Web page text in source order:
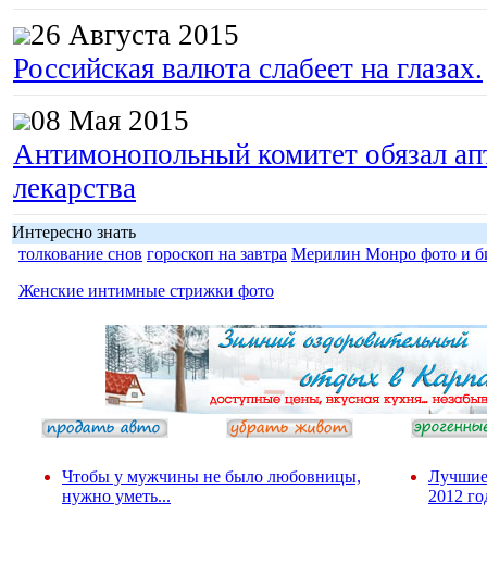
26 Августа 2015
Российская валюта слабеет на глазах.
08 Мая 2015
Антимонопольный комитет обязал
лекарства
Интересно знать
толкование снов гороскоп на завтра Мерилин Монро фото и
Женские интимные стрижки фото
Чтобы у мужчины не было любовницы,
нужно уметь...
Лучшие
2012